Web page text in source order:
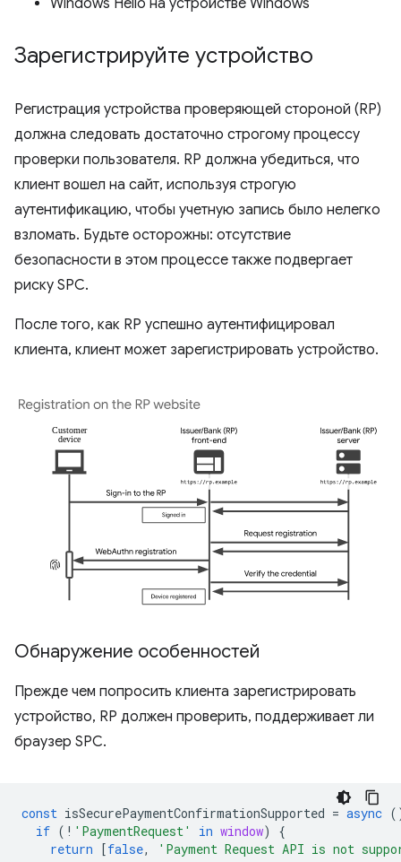
Windows Hello на устройстве Windows
Зарегистрируйте устройство
Регистрация устройства проверяющей стороной (RP)
должна следовать достаточно строгому процессу
проверки пользователя. RP должна убедиться, что
клиент вошел на сайт, используя строгую
аутентификацию, чтобы учетную запись было нелегко
взломать. Будьте осторожны: отсутствие
безопасности в этом процессе также подвергает
риску SPC.
После того, как RP успешно аутентифицировал
клиента, клиент может зарегистрировать устройство.
Обнаружение особенностей
Прежде чем попросить клиента зарегистрировать
устройство, RP должен проверить, поддерживает ли
браузер SPC.
const isSecurePaymentConfirmationSupported = async
if ( ! 'PaymentRequest' in window)
{
return
[false,
'Payment Request API is not